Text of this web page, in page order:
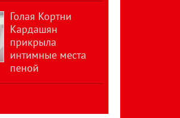
Голая Кортни
Кардашян
прикрыла
интимные места
пеной